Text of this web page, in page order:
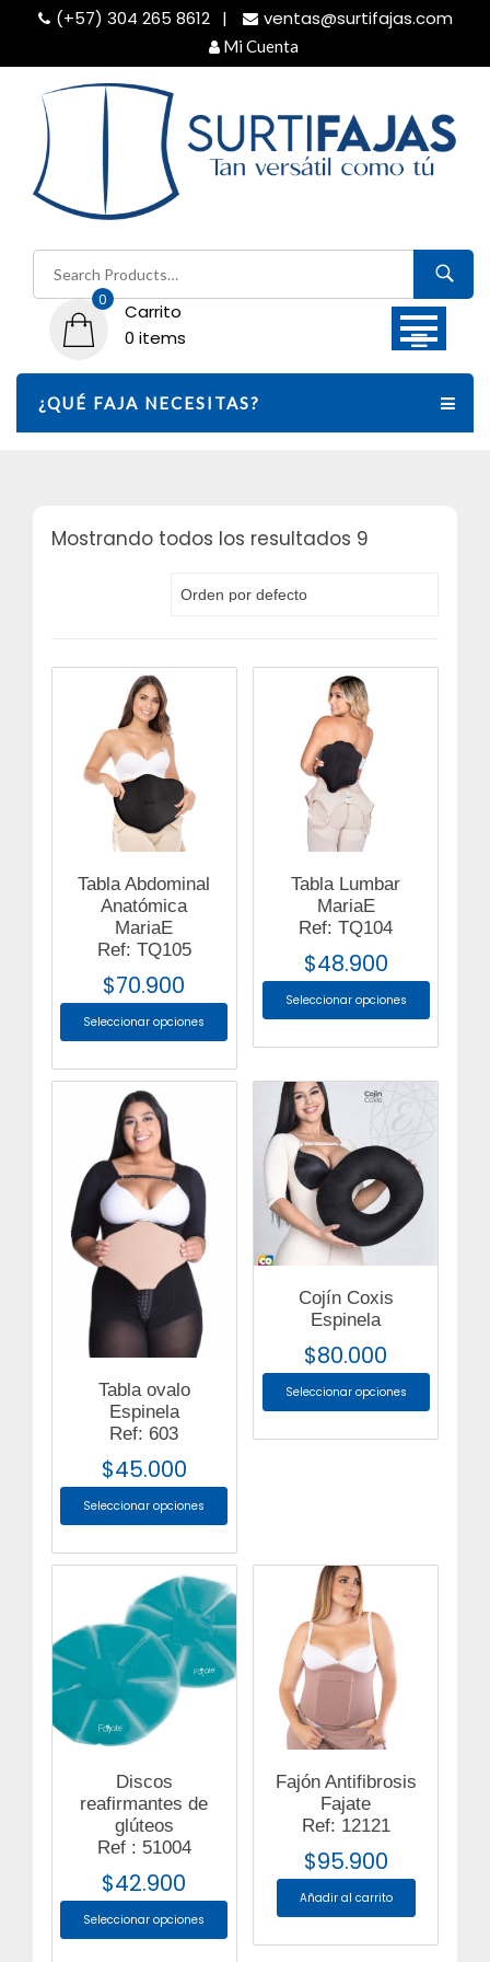
content
(+57) 304 265 8612 ventas@surtifajas.com
Mi Cuenta
Buscar
por:
0
Carrito
0 items
¿QUÉ FAJA NECESITAS?
Mostrando todos los resultados 9
Tabla Abdominal
Anatómica
MariaE
Ref: TQ105
$70.900
Seleccionar opciones
Tabla Lumbar
MariaE
Ref: TQ104
$48.900
Seleccionar opciones
Tabla ovalo
Espinela
Ref: 603
$45.000
Seleccionar opciones
Cojín Coxis
Espinela
$80.000
Seleccionar opciones
Discos
reafirmantes de
glúteos
Ref : 51004
$42.900
Seleccionar opciones
Fajón Antifibrosis
Fajate
Ref: 12121
$95.900
Añadir al carrito